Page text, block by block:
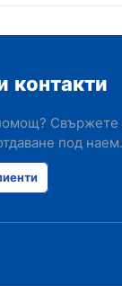
Свържете
под наем.